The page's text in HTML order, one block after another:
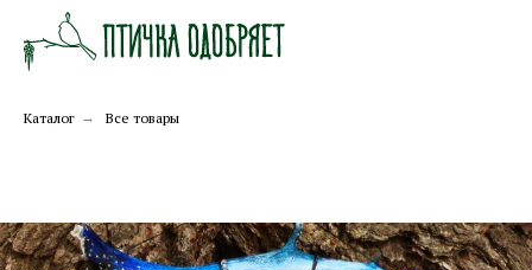
Каталог → Все товары